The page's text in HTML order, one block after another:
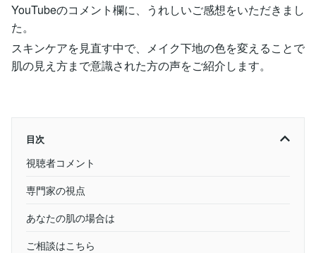
YouTubeのコメント欄に、うれしいご感想をいただきまし
た。
スキンケアを見直す中で、メイク下地の色を変えることで
肌の見え方まで意識された方の声をご紹介します。
目次
視聴者コメント
専門家の視点
あなたの肌の場合は
ご相談はこちら